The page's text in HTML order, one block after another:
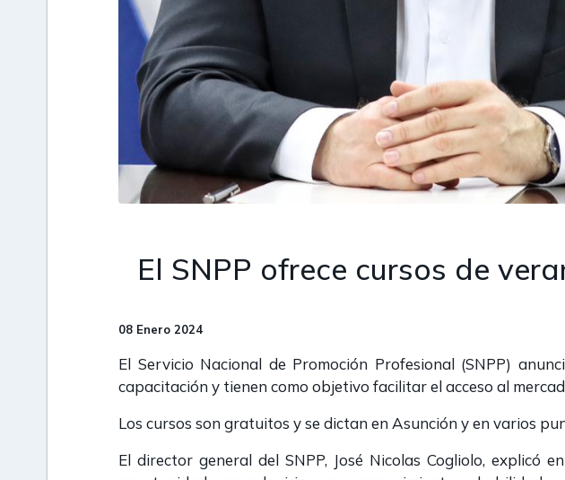
El SNPP ofrece cursos de
08 Enero 2024
El Servicio Nacional de Promoción Profesional (SNPP)
capacitación y tienen como objetivo facilitar el acceso al
Los cursos son gratuitos y se dictan en Asunción y en varios
El director general del SNPP, José Nicolas Cogliolo,